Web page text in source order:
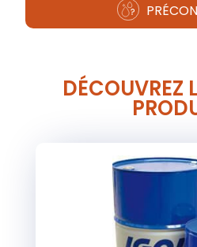
DÉCOUVREZ